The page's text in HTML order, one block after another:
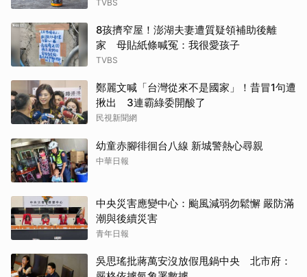
TVBS
8孩擠窄屋！澎湖夫妻遭質疑領補助後離
家 母貼紙條喊冤：我很愛孩子
TVBS
鄭麗文喊「台灣從來不是國家」！昔冒1句遭
揪出 3連霸綠委開酸了
民視新聞網
幼童赤腳徘徊台八線 新城警熱心尋親
中華日報
中央災害應變中心：颱風減弱勿鬆懈 嚴防滿
潮與後續災害
青年日報
吳思瑤批蔣萬安沒放假甩鍋中央 北市府：